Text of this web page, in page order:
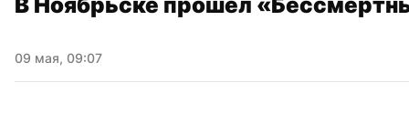
09 мая, 09:07